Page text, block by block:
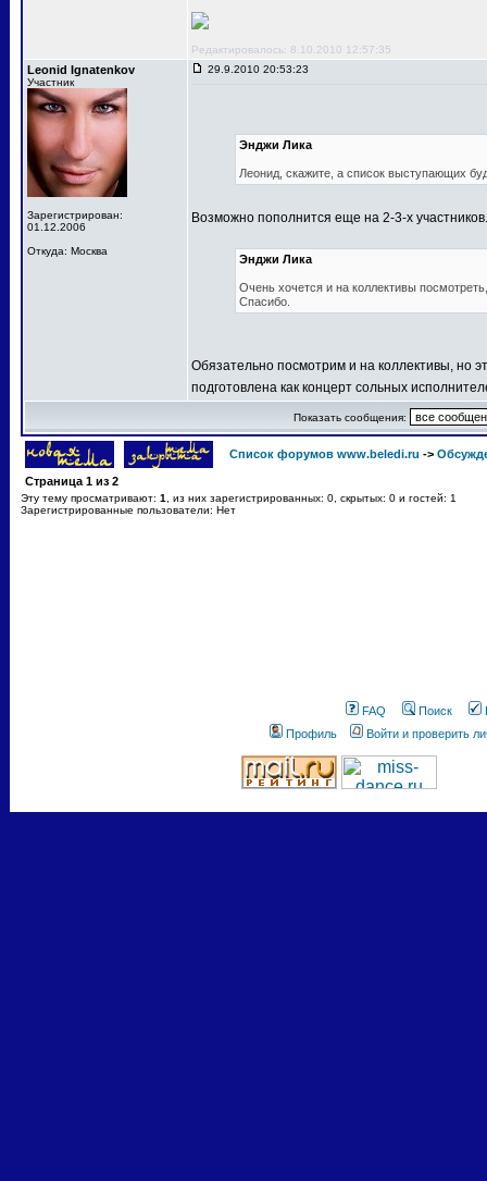
Редактировалось: 8.10.2010 12:57:35
Leonid Ignatenkov
Участник
Зарегистрирован:
01.12.2006
Откуда: Москва
29.9.2010 20:53:23
Энджи Лика
Леонид, скажите, а список выступающих
Возможно пополнится еще на 2-3-х
Энджи Лика
Очень хочется и на коллективы
Спасибо.
Обязательно посмотрим и на коллективы, но
подготовлена как концерт сольных
Показать сообщения:
Список форумов www.beledi.ru ->
Страница 1 из 2
Эту тему просматривают: 1
, из них зарегистрированных: 0, скрытых: 0 и гостей: 1
Зарегистрированные пользователи: Нет
FAQ Поиск
Профиль
Войти и проверить